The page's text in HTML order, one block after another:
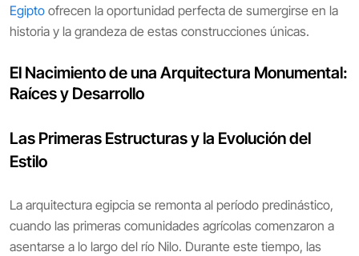
Egipto ofrecen la oportunidad perfecta de sumergirse en la
historia y la grandeza de estas construcciones únicas.
El Nacimiento de una Arquitectura Monumental:
Raíces y Desarrollo
Las Primeras Estructuras y la Evolución del
Estilo
La arquitectura egipcia se remonta al período predinástico,
cuando las primeras comunidades agrícolas comenzaron a
asentarse a lo largo del río Nilo. Durante este tiempo, las